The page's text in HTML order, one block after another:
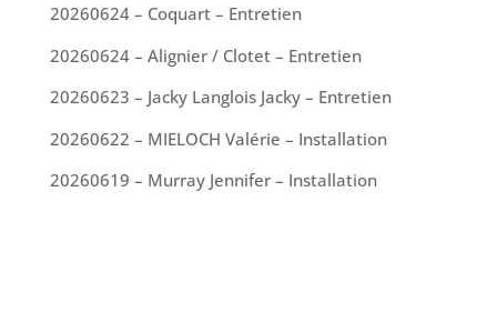
20260624 – Coquart – Entretien
20260624 – Alignier / Clotet – Entretien
20260623 – Jacky Langlois Jacky – Entretien
20260622 – MIELOCH Valérie – Installation
20260619 – Murray Jennifer – Installation